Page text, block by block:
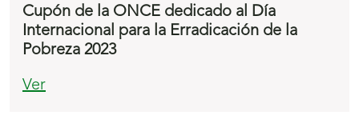
Cupón de la ONCE dedicado al Día
Internacional para la Erradicación de la
Pobreza 2023
Ver